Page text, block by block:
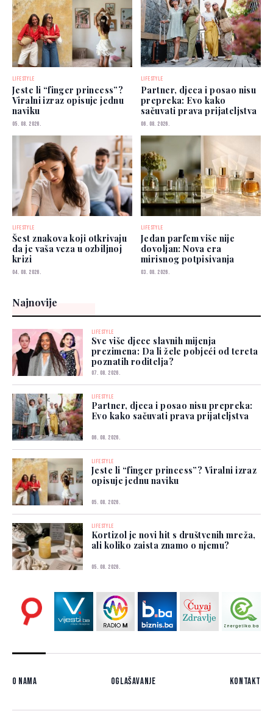
LIFESTYLE
Jeste li “finger princess”?
Viralni izraz opisuje jednu
naviku
05. 08. 2026.
LIFESTYLE
Partner, djeca i posao nisu
prepreka: Evo kako
sačuvati prava prijateljstva
06. 08. 2026.
LIFESTYLE
Šest znakova koji otkrivaju
da je vaša veza u ozbiljnoj
krizi
04. 08. 2026.
LIFESTYLE
Jedan parfem više nije
dovoljan: Nova era
mirisnog potpisivanja
03. 08. 2026.
Najnovije
LIFESTYLE
Sve više djece slavnih mijenja
prezimena: Da li žele pobjeći od tereta
poznatih roditelja?
07. 08. 2026.
LIFESTYLE
Partner, djeca i posao nisu prepreka:
Evo kako sačuvati prava prijateljstva
06. 08. 2026.
LIFESTYLE
Jeste li “finger princess”? Viralni izraz
opisuje jednu naviku
05. 08. 2026.
LIFESTYLE
Kortizol je novi hit s društvenih mreža,
ali koliko zaista znamo o njemu?
05. 08. 2026.
O nama Oglašavanje Kontakt